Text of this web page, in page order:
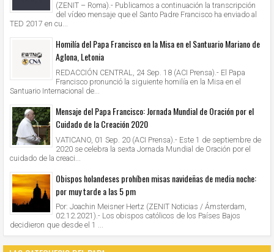
(ZENIT – Roma).- Publicamos a continuación la transcripción
del vídeo mensaje que el Santo Padre Francisco ha enviado al
TED 2017 en cu...
Homilía del Papa Francisco en la Misa en el Santuario Mariano de
Aglona, Letonia
REDACCIÓN CENTRAL, 24 Sep. 18 (ACI Prensa).- El Papa
Francisco pronunció la siguiente homilía en la Misa en el
Santuario Internacional de...
Mensaje del Papa Francisco: Jornada Mundial de Oración por el
Cuidado de la Creación 2020
VATICANO, 01 Sep. 20 (ACI Prensa).- Este 1 de septiembre de
2020 se celebra la sexta Jornada Mundial de Oración por el
cuidado de la creaci...
Obispos holandeses prohíben misas navideñas de media noche:
por muy tarde a las 5 pm
Por: Joachin Meisner Hertz (ZENIT Noticias / Ámsterdam,
02.12.2021).- Los obispos católicos de los Países Bajos
decidieron que desde el 1 ...